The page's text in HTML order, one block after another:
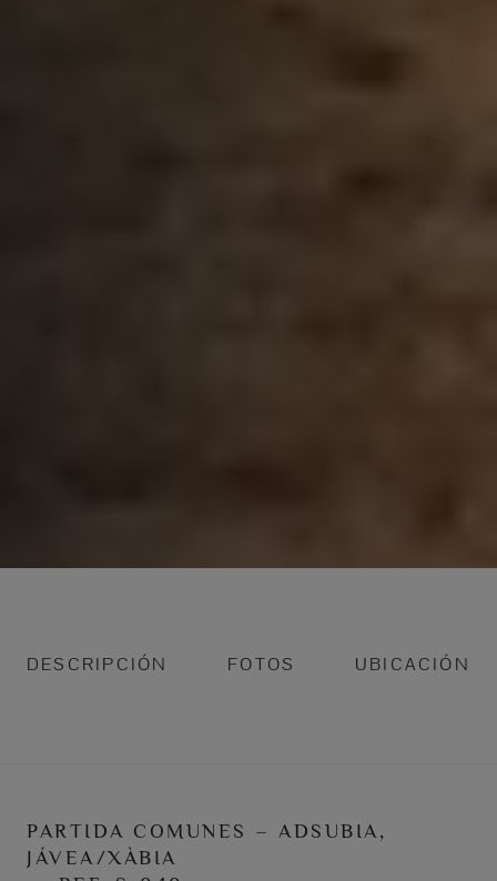
DESCRIPCIÓN FOTOS UBICACIÓN
PARTIDA COMUNES – ADSUBIA,
JÁVEA/XÀBIA